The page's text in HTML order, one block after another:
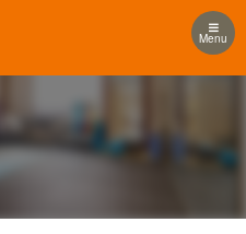
Menu